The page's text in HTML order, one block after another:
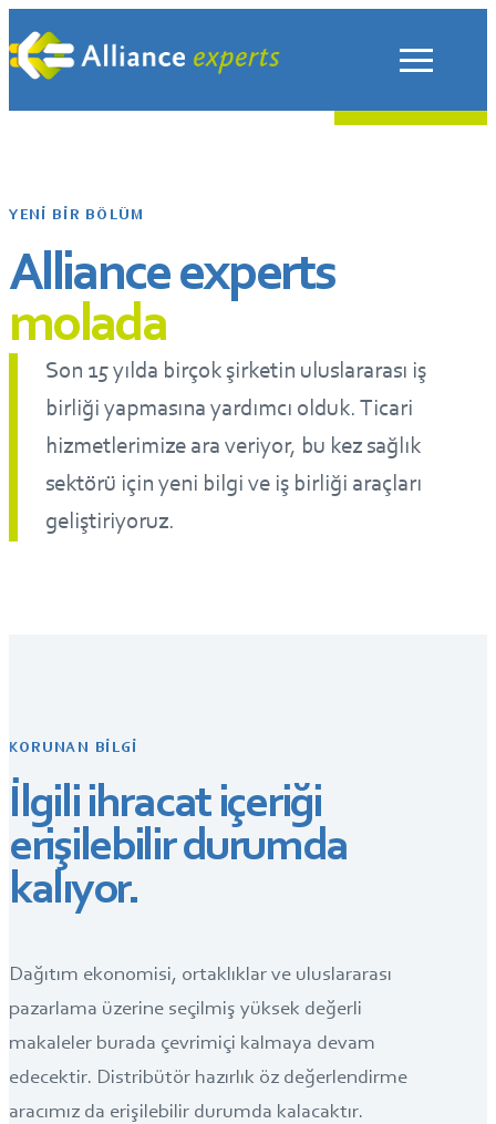
geç
YENI BIR BÖLÜM
Alliance experts
molada
Son 15 yılda birçok şirketin uluslararası iş
birliği yapmasına yardımcı olduk. Ticari
hizmetlerimize ara veriyor, bu kez sağlık
sektörü için yeni bilgi ve iş birliği araçları
geliştiriyoruz.
KORUNAN BILGI
İlgili ihracat içeriği
erişilebilir durumda
kalıyor.
Dağıtım ekonomisi, ortaklıklar ve uluslararası
pazarlama üzerine seçilmiş yüksek değerli
makaleler burada çevrimiçi kalmaya devam
edecektir. Distribütör hazırlık öz değerlendirme
aracımız da erişilebilir durumda kalacaktır.